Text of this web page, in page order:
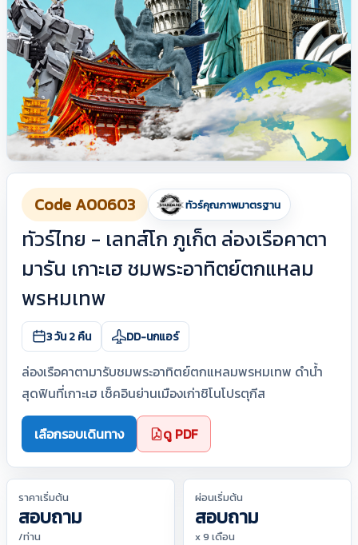
Code A00603 ทัวร์คุณภาพมาตรฐาน
ทัวร์ไทย - เลทส์โก ภูเก็ต ล่องเรือคาตา
มารัน เกาะเฮ ชมพระอาทิตย์ตกแหลม
พรหมเทพ
3 วัน 2 คืน DD-นกแอร์
ล่องเรือคาตามารับชมพระอาทิตย์ตกแหลมพรหมเทพ ดำน้ำ
สุดฟินที่เกาะเฮ เช็คอินย่านเมืองเก่าชิโนโปรตุกีส
เลือกรอบเดินทาง ดู PDF
ราคาเริ่มต้น
สอบถาม
/ท่าน
ผ่อนเริ่มต้น
สอบถาม
x 9 เดือน